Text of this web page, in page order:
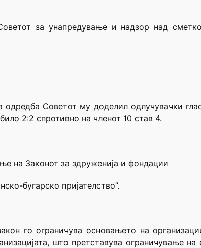
за унапредување и надзор над
одредба Советот му доделил одлучувачки
2:2 спротивно на членот 10 став 4.
на Законот за здруженија и фондации
бугарско пријателство”.
го ограничува основањето на
што претставува ограничување